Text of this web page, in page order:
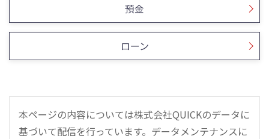
預金
ローン
本ページの内容については株式会社QUICKのデータに
基づいて配信を行っています。データメンテナンスに